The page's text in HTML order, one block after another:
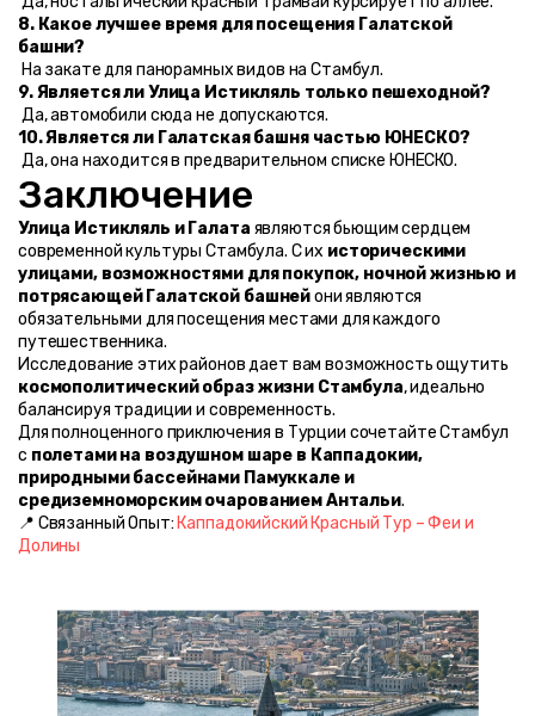
8. Какое лучшее время для посещения Галатской
башни?
На закате для панорамных видов на Стамбул.
9. Является ли Улица Истикляль только пешеходной?
Да, автомобили сюда не допускаются.
10. Является ли Галатская башня частью ЮНЕСКО?
Да, она находится в предварительном списке ЮНЕСКО.
Заключение
Улица Истикляль и Галата являются бьющим сердцем
современной культуры Стамбула. С их историческими
улицами, возможностями для покупок, ночной жизнью и
потрясающей Галатской башней они являются
обязательными для посещения местами для каждого
путешественника.
космополитический образ жизни Стамбула, идеально
балансируя традиции и современность.
Для полноценного приключения в Турции сочетайте Стамбул
с полетами на воздушном шаре в Каппадокии,
природными бассейнами Памуккале и
средиземноморским очарованием Антальи.
📍 Связанный Опыт: Каппадокийский Красный Тур – Феи и
Долины